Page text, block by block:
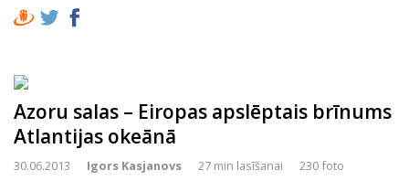
Azoru salas – Eiropas apslēptais brīnums
Atlantijas okeānā
30.06.2013 Igors Kasjanovs 27 min lasīšanai 230 foto